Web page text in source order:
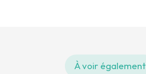
À voir également